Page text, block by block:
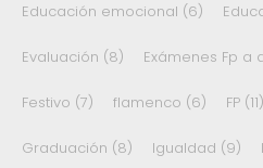
Educación emocional (6)
Evaluación (8) Exámenes Fp a
Festivo (7) flamenco (6) FP (11)
Graduación (8) Igualdad (9)